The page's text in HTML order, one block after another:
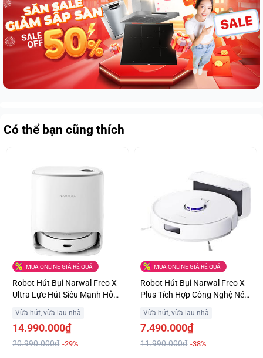
Có thể bạn cũng thích
MUA ONLINE GIÁ RẺ QUÁ
Robot Hút Bụi Narwal Freo X
Ultra Lực Hút Siêu Mạnh Hỗ
Vừa hút, vừa lau nhà
14.990.000₫
20.990.000₫ -29%
MUA ONLINE GIÁ RẺ QUÁ
Robot Hút Bụi Narwal Freo X
Plus Tích Hợp Công Nghệ Nén
Vừa hút, vừa lau nhà
7.490.000₫
11.990.000₫ -38%